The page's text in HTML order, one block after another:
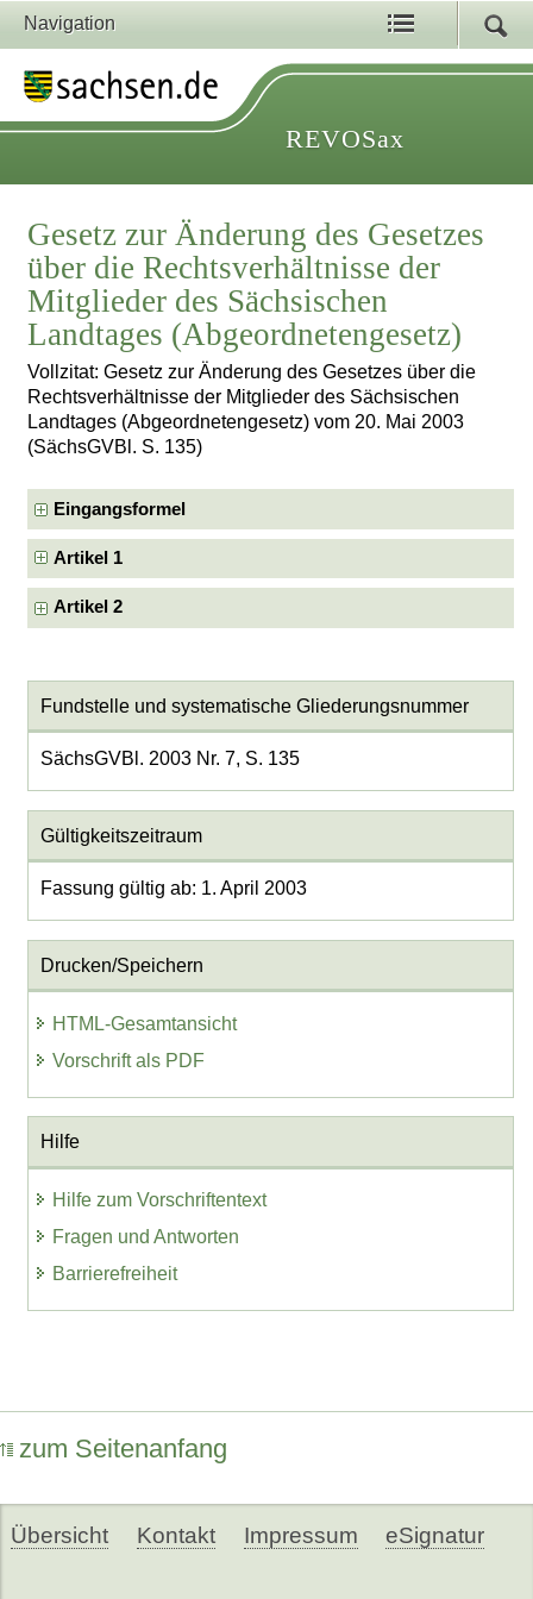
Navigation
REVOSax
Gesetz zur Änderung des Gesetzes
über die Rechtsverhältnisse der
Mitglieder des Sächsischen
Landtages (Abgeordnetengesetz)
Vollzitat: Gesetz zur Änderung des Gesetzes über die
Rechtsverhältnisse der Mitglieder des Sächsischen
Landtages (Abgeordnetengesetz) vom 20. Mai 2003
(SächsGVBl. S. 135)
Eingangsformel
Artikel 1
Artikel 2
Fundstelle und systematische Gliederungsnummer
SächsGVBl. 2003 Nr. 7, S. 135
Gültigkeitszeitraum
Fassung gültig ab: 1. April 2003
Drucken/Speichern
HTML-Gesamtansicht
Vorschrift als PDF
Hilfe
Hilfe zum Vorschriftentext
Fragen und Antworten
Barrierefreiheit
zum Seitenanfang
Übersicht Kontakt Impressum eSignatur